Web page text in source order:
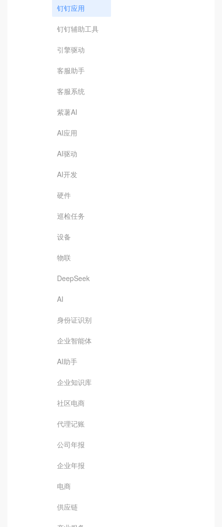
钉钉应用
钉钉辅助工具
引擎驱动
客服助手
客服系统
紫薯AI
AI应用
AI驱动
AI开发
硬件
巡检任务
设备
物联
DeepSeek
AI
身份证识别
企业智能体
AI助手
企业知识库
社区电商
代理记账
公司年报
企业年报
电商
供应链